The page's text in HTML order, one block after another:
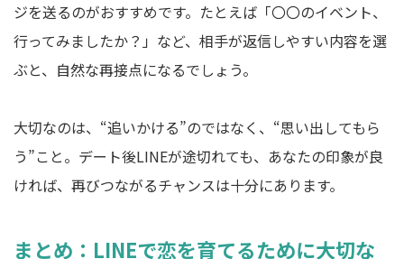
ジを送るのがおすすめです。たとえば「〇〇のイベント、
行ってみましたか？」など、相手が返信しやすい内容を選
ぶと、自然な再接点になるでしょう。
大切なのは、“追いかける”のではなく、“思い出してもら
う”こと。デート後LINEが途切れても、あなたの印象が良
ければ、再びつながるチャンスは十分にあります。
まとめ：LINEで恋を育てるために大切な